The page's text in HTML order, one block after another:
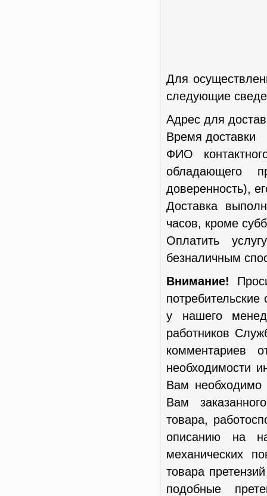
Для
следующие
Адрес для
Время доставки
ФИО
обладающего
доверенность),
Доставка
часов, кроме
Оплатить
безналичным
Внимание!
у нашего
работников
комментариев
необходимости
Вам
Вам
товара,
описанию на
механических
товара
подобные